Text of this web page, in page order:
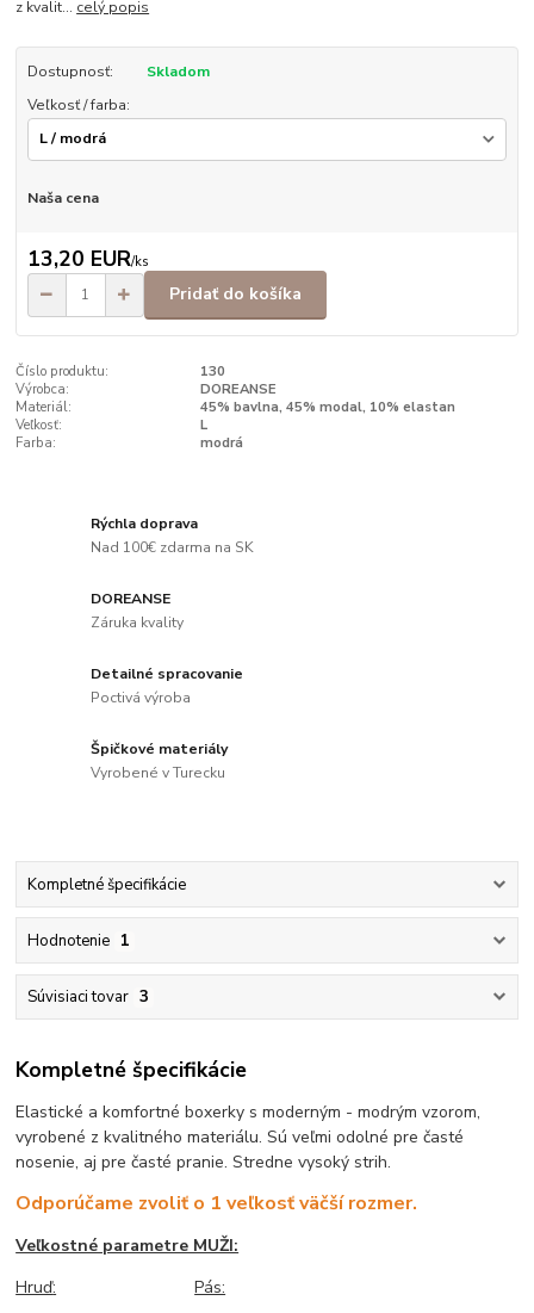
z kvalit... celý popis
Dostupnosť:
Skladom
Veľkosť / farba:
Naša cena
13,20 EUR/ks
Pridať do košíka
Číslo produktu:
130
Výrobca:
DOREANSE
Materiál:
45% bavlna, 45% modal, 10% elastan
Veľkosť:
L
Farba:
modrá
Rýchla doprava
Nad 100€ zdarma na SK
DOREANSE
Záruka kvality
Detailné spracovanie
Poctivá výroba
Špičkové materiály
Vyrobené v Turecku
Kompletné špecifikácie
Hodnotenie 1
Súvisiaci tovar 3
Kompletné špecifikácie
Elastické a komfortné boxerky s moderným - modrým vzorom,
vyrobené z kvalitného materiálu. Sú veľmi odolné pre časté
nosenie, aj pre časté pranie. Stredne vysoký strih.
Odporúčame zvoliť o 1 veľkosť väčší rozmer.
Veľkostné parametre MUŽI:
Hruď:
Pás: